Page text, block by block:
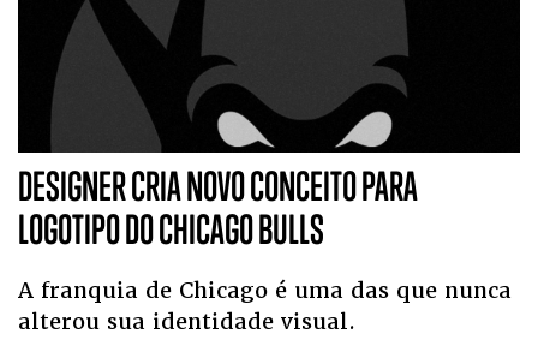
DESIGNER CRIA NOVO CONCEITO PARA
LOGOTIPO DO CHICAGO BULLS
A franquia de Chicago é uma das que nunca
alterou sua identidade visual.